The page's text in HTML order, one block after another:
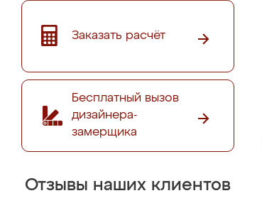
Заказать расчёт
Бесплатный вызов
дизайнера-
замерщика
Отзывы наших клиентов